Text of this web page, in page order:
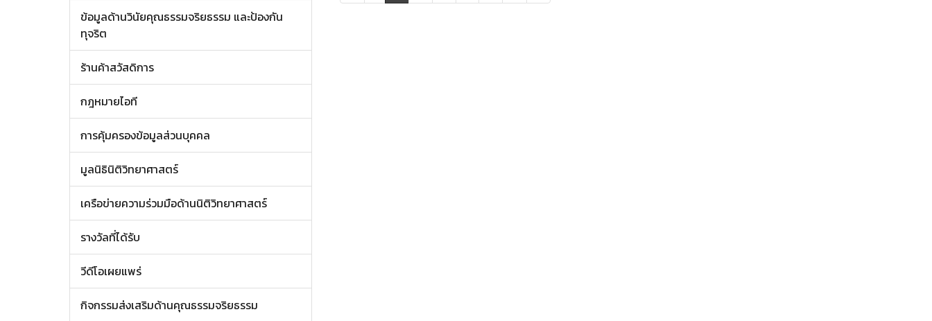
ข้อมูลด้านวินัยคุณธรรมจริยธรรม และป้องกัน
ทุจริต
ร้านค้าสวัสดิการ
กฎหมายไอที
การคุ้มครองข้อมูลส่วนบุคคล
มูลนิธินิติวิทยาศาสตร์
เครือข่ายความร่วมมือด้านนิติวิทยาศาสตร์
รางวัลที่ได้รับ
วีดีโอเผยแพร่
กิจกรรมส่งเสริมด้านคุณธรรมจริยธรรม